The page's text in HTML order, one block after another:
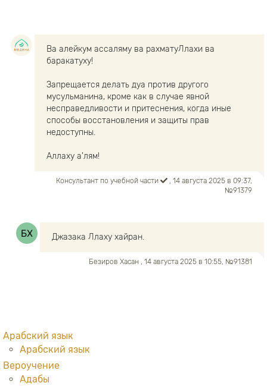
Ва алейкум ассаляму ва рахматуЛлахи ва
баракатуху!
Запрещается делать дуа против другого
мусульманина, кроме как в случае явной
несправедливости и притеснения, когда иные
способы восстановления и защиты прав
недоступны.
Аллаху а'лям!
Консультант по учебной части
, 14 августа 2025 в 09:37,
№91379
Джазака Ллаху хайран.
Безиров Хасан , 14 августа 2025 в 10:55, №91381
Арабский язык
Арабский язык
Вероучение
Адабы